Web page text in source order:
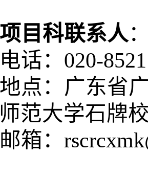
目科联系人
话：020-
点：广东省
范大学石牌
箱：